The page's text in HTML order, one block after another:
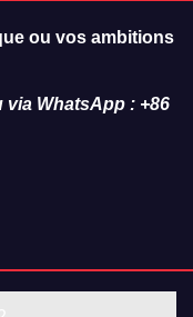
ou vos ambitions
WhatsApp : +86